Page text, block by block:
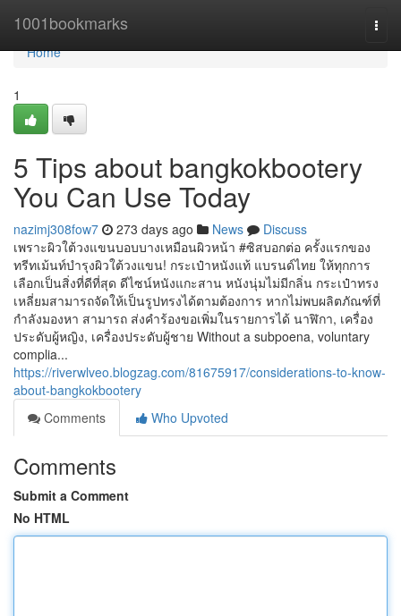
1001bookmarks
Home
Home
1
5 Tips about bangkokbootery
You Can Use Today
nazimj308fow7 273 days ago News
Discuss
เพราะผิวใต้วงแขนบอบบางเหมือนผิวหน้า #ซิสบอกต่อ ครั้งแรกของ
ทรีทเม้นท์บำรุงผิวใต้วงแขน! กระเป๋าหนังแท้ แบรนด์ไทย ให้ทุกการ
เลือกเป็นสิ่งที่ดีที่สุด ดีไซน์หนังแกะสาน หนังนุ่มไม่มีกลิ่น กระเป๋าทรง
เหลี่ยมสามารถจัดให้เป็นรูปทรงได้ตามต้องการ หากไม่พบผลิตภัณฑ์ที่
กำลังมองหา สามารถ ส่งคำร้องขอเพิ่มในรายการได้ นาฬิกา, เครื่อง
ประดับผู้หญิง, เครื่องประดับผู้ชาย Without a subpoena, voluntary
complia...
https://riverwlveo.blogzag.com/81675917/considerations-to-know-
about-bangkokbootery
Comments
Who Upvoted
Comments
Submit a Comment
No HTML